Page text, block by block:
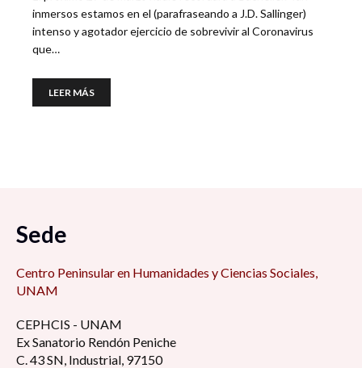
inmersos estamos en el (parafraseando a J.D. Sallinger)
intenso y agotador ejercicio de sobrevivir al Coronavirus
que…
LEER MÁS
Sede
Centro Peninsular en Humanidades y Ciencias Sociales,
UNAM
CEPHCIS - UNAM
Ex Sanatorio Rendón Peniche
C. 43 SN, Industrial, 97150